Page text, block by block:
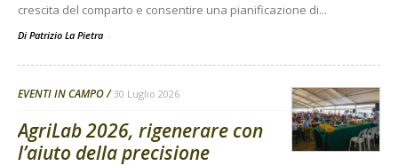
crescita del comparto e consentire una pianificazione di...
Di Patrizio La Pietra -
EVENTI IN CAMPO 30 Luglio 2026
AgriLab 2026, rigenerare con
l’aiuto della precisione